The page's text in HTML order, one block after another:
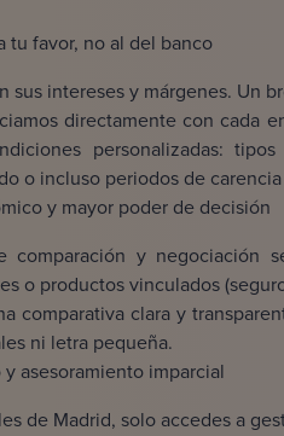
tu favor, no al del banco
sus intereses y márgenes. Un
directamente con cada
personalizadas:
o incluso periodos de
y mayor poder de decisión
comparación y
o productos vinculados
comparativa clara y
ni letra pequeña.
asesoramiento imparcial
de Madrid, solo accedes a